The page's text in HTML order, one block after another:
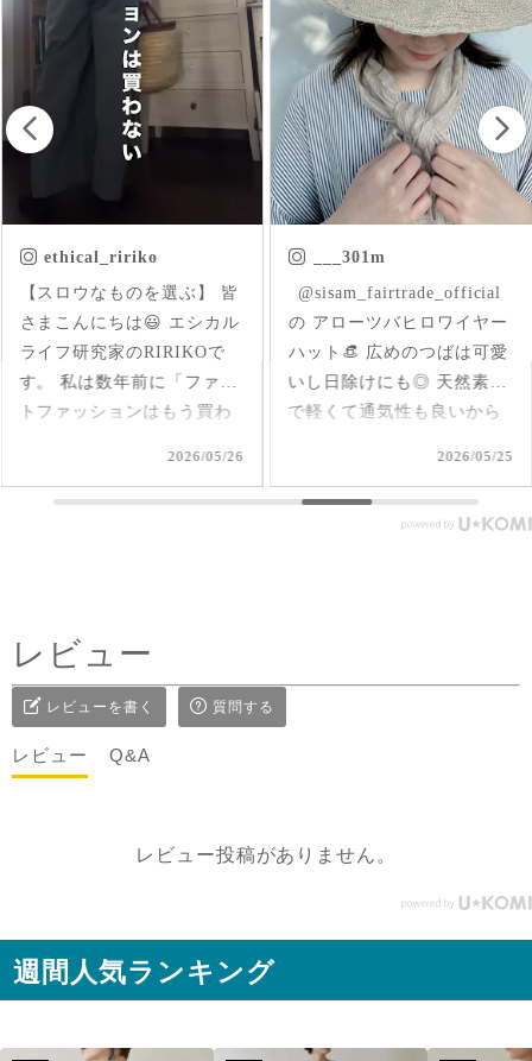
___301m
ㅤㅤㅤ @sisam_fairtrade_official
の アローツバヒロワイヤー
ハット👒 広めのつばは可愛
いし日除けにも◎ 天然素材
で軽くて通気性も良いから
フェアトレード #fairtrade #
2026/05/25
chica.chikako
首元にはいった草花刺繍が
さりげなくアクセントにな
ったインド産のオーガニッ
クコットンのブラウス✨ 軽
くて柔らか♪ 前後を変えて
で可愛いいけど、刺繍面を
前にした時はリネンジレと
スリトップ コー
す #sisam ＃フェアトレード
#fairtrade ＃エシカルファ
2026/05/17
レビュー
レビューを書く 質問する
レビュー Q&A
レビュー投稿がありません。
週間人気ランキング